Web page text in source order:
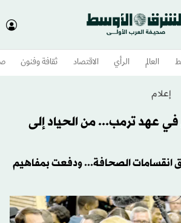
العالم الرأي الاقتصاد ثقافة وفنون
إعلام
في عهد ترمب... من الحياد إلى
انقسامات الصحافة... ودفعت بمفاهيم